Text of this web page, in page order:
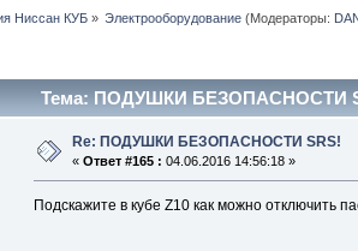
Ниссан КУБ» Электрооборудование (Модераторы:
Тема: ПОДУШКИ БЕЗОПАСНОСТИ
Re: ПОДУШКИ БЕЗОПАСНОСТИ SRS!
«Ответ #165 : 04.06.2016 14:56:18 »
Подскажите в кубе Z10 как можно отключить